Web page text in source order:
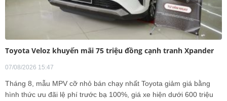
Toyota Veloz khuyến mãi 75 triệu đồng cạnh tranh Xpander
07/08/2026 15:47
Tháng 8, mẫu MPV cỡ nhỏ bán chạy nhất Toyota giảm giá bằng
hình thức ưu đãi lệ phí trước bạ 100%, giá xe hiện dưới 600 triệu